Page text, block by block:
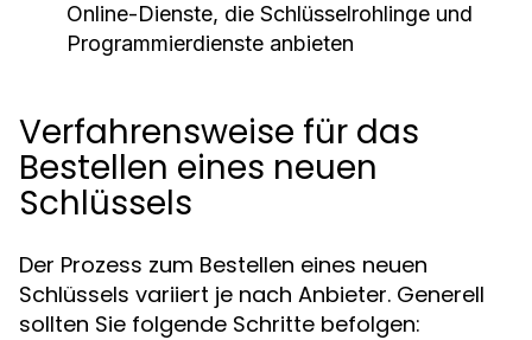
Online-Dienste, die Schlüsselrohlinge und
Programmierdienste anbieten
Verfahrensweise für das
Bestellen eines neuen
Schlüssels
Der Prozess zum Bestellen eines neuen
Schlüssels variiert je nach Anbieter. Generell
sollten Sie folgende Schritte befolgen: